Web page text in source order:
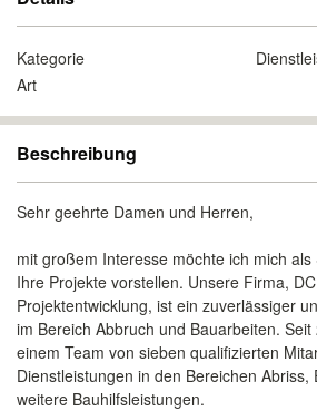
Kategorie
Art
Beschreibung
Sehr geehrte Damen und Herren,
mit großem Interesse möchte ich mich
Ihre Projekte vorstellen. Unsere Firma,
Projektentwicklung, ist ein zuverlässiger
im Bereich Abbruch und Bauarbeiten.
einem Team von sieben qualifizierten
Dienstleistungen in den Bereichen
weitere Bauhilfsleistungen.